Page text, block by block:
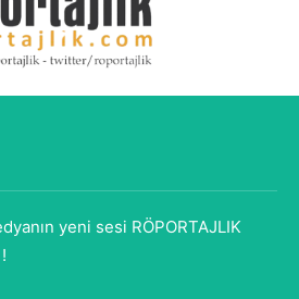
yeni sesi RÖPORTAJLIK